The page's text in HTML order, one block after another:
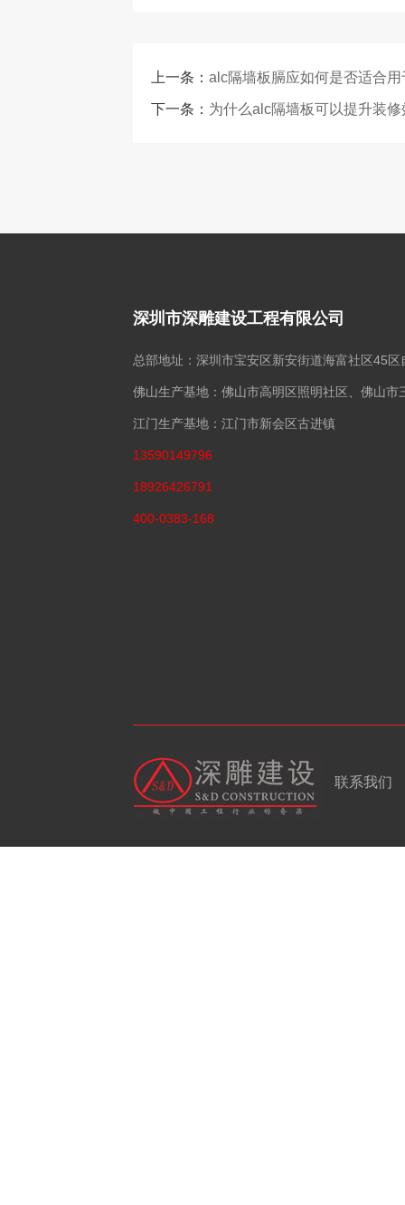
上一条： alc隔墙板膈应如何是否适合
下一条： 为什么alc隔墙板可以提升装修
深圳市深雕建设工程有限公司
总部地址：深圳市宝安区新安街道海富社区45
佛山生产基地：佛山市高明区照明社区、佛山市
江门生产基地：江门市新会区古进镇
13590149796
18926426791
400-0383-168
联系我们